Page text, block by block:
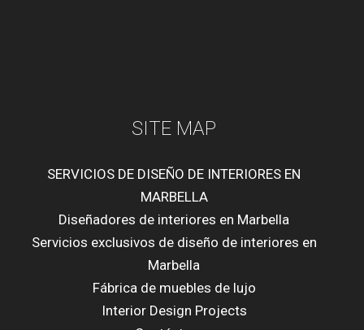
SITE MAP
SERVICIOS DE DISEÑO DE INTERIORES EN
MARBELLA
Diseñadores de interiores en Marbella
Servicios exclusivos de diseño de interiores en
Marbella
Fábrica de muebles de lujo
Interior Design Projects